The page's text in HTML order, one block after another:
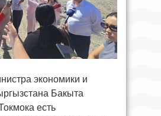
экономики и
Бакыта
есть